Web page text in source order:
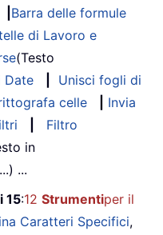
Barra delle formule
di Lavoro e
(Testo
Date
Unisci fogli di
celle
Invia
Filtro
in
...
15:12 Strumentiper il
Caratteri Specifici,